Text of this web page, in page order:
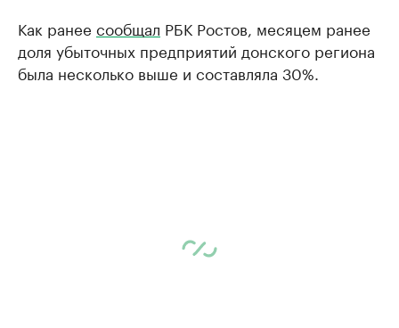
Как ранее сообщал РБК Ростов, месяцем ранее
доля убыточных предприятий донского региона
была несколько выше и составляла 30%.